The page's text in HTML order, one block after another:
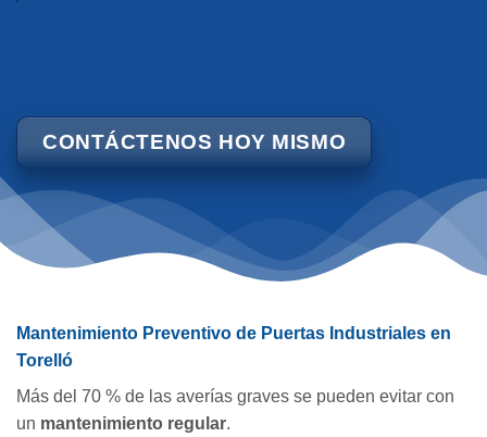
CONTÁCTENOS HOY MISMO
Mantenimiento Preventivo de Puertas Industriales en
Torelló
Más del 70 % de las averías graves se pueden evitar con
un mantenimiento regular.